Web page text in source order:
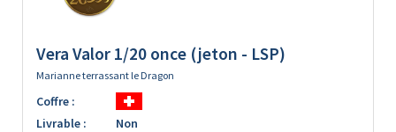
Vera Valor 1/20 once (jeton - LSP)
Marianne terrassant le Dragon
Coffre :
Livrable :
Non